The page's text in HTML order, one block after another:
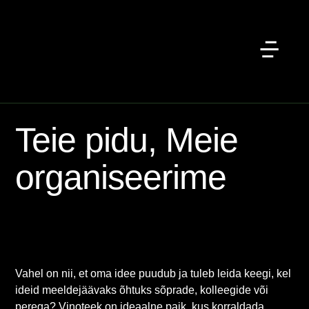
Teie pidu, Meie
organiseerime
Vahel on nii, et oma idee puudub ja tuleb leida keegi, kel
ideid meeldejäävaks õhtuks sõprade, kolleegide või
perega? Vinoteek on ideaalne paik, kus korraldada